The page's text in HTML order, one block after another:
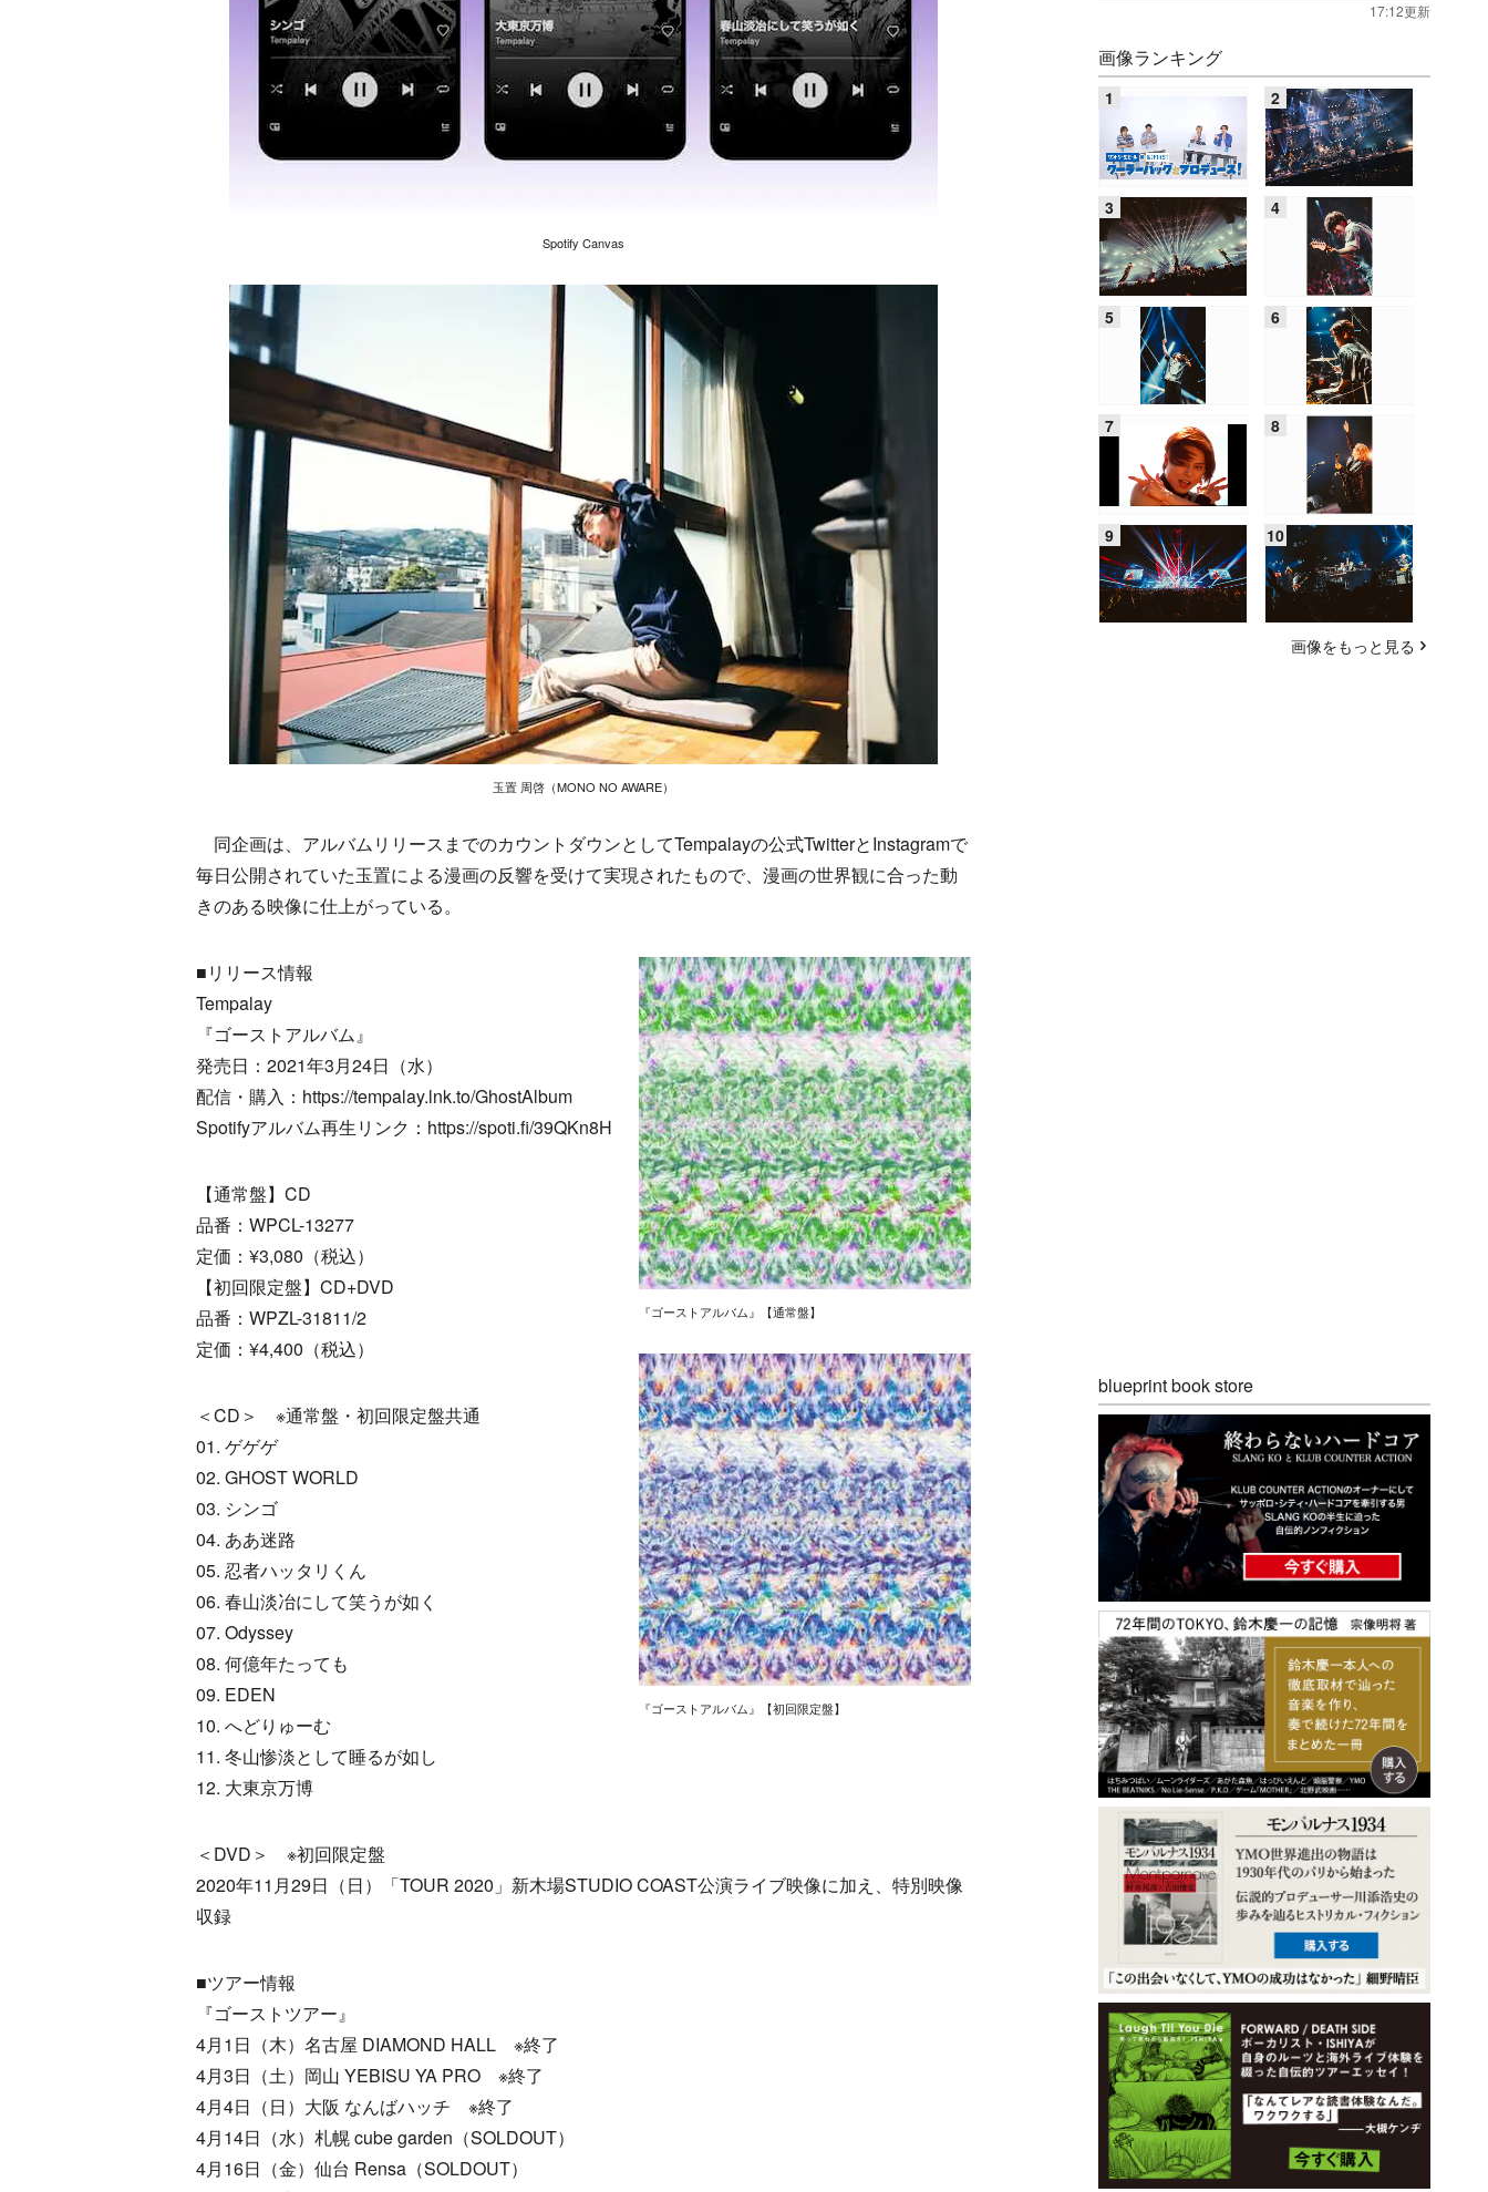
Spotify Canvas
玉置 周啓（MONO NO AWARE）
同企画は、アルバムリリースまでのカウントダウンとしてTempalayの公式TwitterとInstagramで
毎日公開されていた玉置による漫画の反響を受けて実現されたもので、漫画の世界観に合った動
きのある映像に仕上がっている。
『ゴーストアルバム』【通常盤】
『ゴーストアルバム』【初回限定盤】
■リリース情報
Tempalay
『ゴーストアルバム』
発売日：2021年3月24日（水）
配信・購入：https://tempalay.lnk.to/GhostAlbum
Spotifyアルバム再生リンク：https://spoti.fi/39QKn8H
【通常盤】CD
品番：WPCL-13277
定価：¥3,080（税込）
【初回限定盤】CD+DVD
品番：WPZL-31811/2
定価：¥4,400（税込）
＜CD＞ ※通常盤・初回限定盤共通
01. ゲゲゲ
02. GHOST WORLD
03. シンゴ
04. ああ迷路
05. 忍者ハッタリくん
06. 春山淡冶にして笑うが如く
07. Odyssey
08. 何億年たっても
09. EDEN
10. へどりゅーむ
11. 冬山惨淡として睡るが如し
12. 大東京万博
＜DVD＞ ※初回限定盤
2020年11月29日（日）「TOUR 2020」新木場STUDIO COAST公演ライブ映像に加え、特別映像
収録
■ツアー情報
『ゴーストツアー』
4月1日（木）名古屋 DIAMOND HALL ※終了
4月3日（土）岡山 YEBISU YA PRO ※終了
4月4日（日）大阪 なんばハッチ ※終了
4月14日（水）札幌 cube garden（SOLDOUT）
4月16日（金）仙台 Rensa（SOLDOUT）
17:12更新
画像ランキング
画像をもっと見る
blueprint book store